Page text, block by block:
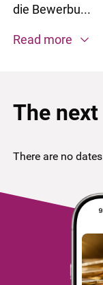
die Bewerbu...
Read more
The
There are no